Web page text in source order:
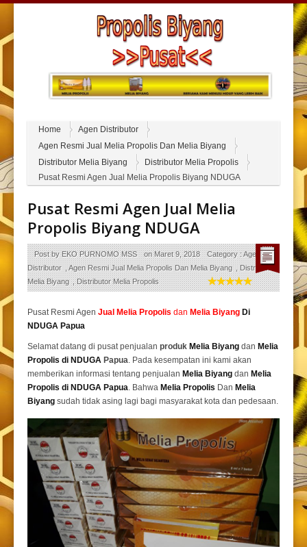
Home
Agen Distributor
Agen Resmi Jual Melia Propolis Dan Melia Biyang
Distributor Melia Biyang
Distributor Melia Propolis
Pusat Resmi Agen Jual Melia Propolis Biyang NDUGA
Pusat Resmi Agen Jual Melia
Propolis Biyang NDUGA
Post byEKO PURNOMO MSS onMaret 9, 2018 Category :Agen
Distributor ,Agen Resmi Jual Melia Propolis Dan Melia Biyang ,Distributor
Melia Biyang ,Distributor Melia Propolis
Pusat Resmi Agen Jual Melia Propolis dan Melia Biyang Di
NDUGA Papua
Selamat datang di pusat penjualan produk Melia Biyang dan Melia
Propolis di NDUGA Papua . Pada kesempatan ini kami akan
memberikan informasi tentang penjualan Melia Biyang dan Melia
Propolis di NDUGA Papua . Bahwa Melia Propolis Dan Melia
Biyang sudah tidak asing lagi bagi masyarakat kota dan pedesaan.